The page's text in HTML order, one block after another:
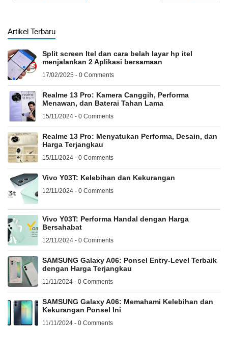
Artikel Terbaru
Split screen Itel dan cara belah layar hp itel
menjalankan 2 Aplikasi bersamaan
17/02/2025 - 0 Comments
Realme 13 Pro: Kamera Canggih, Performa
Menawan, dan Baterai Tahan Lama
15/11/2024 - 0 Comments
Realme 13 Pro: Menyatukan Performa, Desain, dan
Harga Terjangkau
15/11/2024 - 0 Comments
Vivo Y03T: Kelebihan dan Kekurangan
12/11/2024 - 0 Comments
Vivo Y03T: Performa Handal dengan Harga
Bersahabat
12/11/2024 - 0 Comments
SAMSUNG Galaxy A06: Ponsel Entry-Level Terbaik
dengan Harga Terjangkau
11/11/2024 - 0 Comments
SAMSUNG Galaxy A06: Memahami Kelebihan dan
Kekurangan Ponsel Ini
11/11/2024 - 0 Comments